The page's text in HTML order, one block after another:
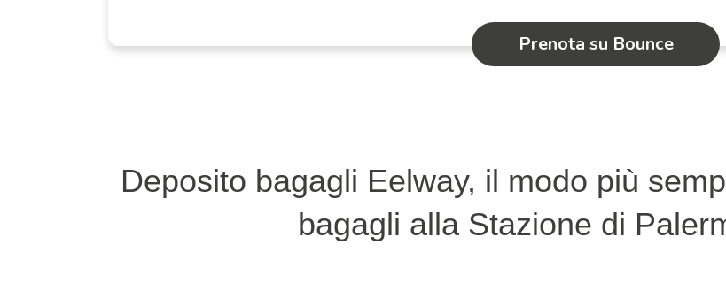
Prenota su Bounce
Deposito bagagli Eelway, il modo più
bagagli alla Stazione di